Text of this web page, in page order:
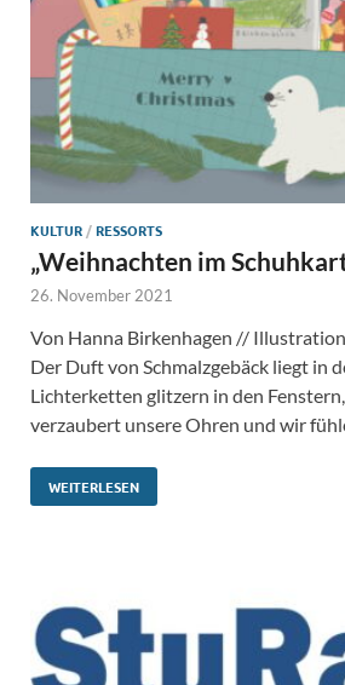
KULTUR /RESSORTS
„Weihnachten im
26. November 2021
Von Hanna Birkenhagen //
Der Duft von Schmalzgebäck liegt in
Lichterketten glitzern in den
verzaubert unsere Ohren und wir
WEITERLESEN